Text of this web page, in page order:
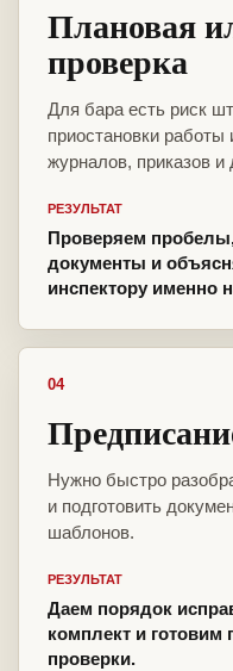
Плановая
проверка
Для бара есть риск
приостановки работы
журналов, приказов и
РЕЗУЛЬТАТ
Проверяем
документы и
инспектору именно
04
Нужно быстро
и подготовить
шаблонов.
РЕЗУЛЬТАТ
Даем порядок
комплект и
проверки.